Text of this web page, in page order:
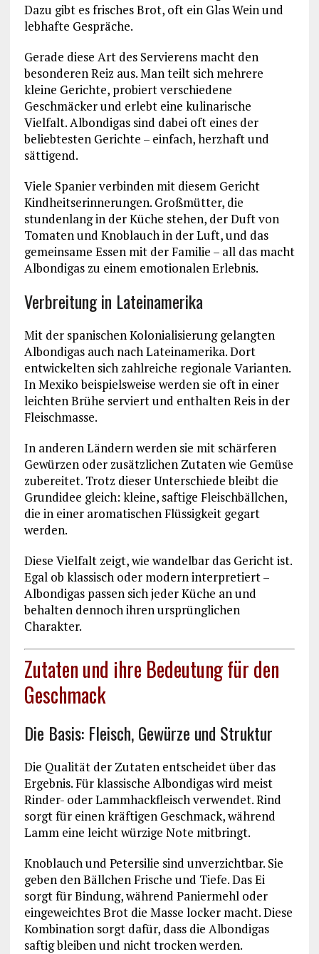
Dazu gibt es frisches Brot, oft ein Glas Wein und
lebhafte Gespräche.
Gerade diese Art des Servierens macht den
besonderen Reiz aus. Man teilt sich mehrere
kleine Gerichte, probiert verschiedene
Geschmäcker und erlebt eine kulinarische
Vielfalt. Albondigas sind dabei oft eines der
beliebtesten Gerichte – einfach, herzhaft und
sättigend.
Viele Spanier verbinden mit diesem Gericht
Kindheitserinnerungen. Großmütter, die
stundenlang in der Küche stehen, der Duft von
Tomaten und Knoblauch in der Luft, und das
gemeinsame Essen mit der Familie – all das macht
Albondigas zu einem emotionalen Erlebnis.
Verbreitung in Lateinamerika
Mit der spanischen Kolonialisierung gelangten
Albondigas auch nach Lateinamerika. Dort
entwickelten sich zahlreiche regionale Varianten.
In Mexiko beispielsweise werden sie oft in einer
leichten Brühe serviert und enthalten Reis in der
Fleischmasse.
In anderen Ländern werden sie mit schärferen
Gewürzen oder zusätzlichen Zutaten wie Gemüse
zubereitet. Trotz dieser Unterschiede bleibt die
Grundidee gleich: kleine, saftige Fleischbällchen,
die in einer aromatischen Flüssigkeit gegart
werden.
Diese Vielfalt zeigt, wie wandelbar das Gericht ist.
Egal ob klassisch oder modern interpretiert –
Albondigas passen sich jeder Küche an und
behalten dennoch ihren ursprünglichen
Charakter.
Zutaten und ihre Bedeutung für den
Geschmack
Die Basis: Fleisch, Gewürze und Struktur
Die Qualität der Zutaten entscheidet über das
Ergebnis. Für klassische Albondigas wird meist
Rinder- oder Lammhackfleisch verwendet. Rind
sorgt für einen kräftigen Geschmack, während
Lamm eine leicht würzige Note mitbringt.
Knoblauch und Petersilie sind unverzichtbar. Sie
geben den Bällchen Frische und Tiefe. Das Ei
sorgt für Bindung, während Paniermehl oder
eingeweichtes Brot die Masse locker macht. Diese
Kombination sorgt dafür, dass die Albondigas
saftig bleiben und nicht trocken werden.